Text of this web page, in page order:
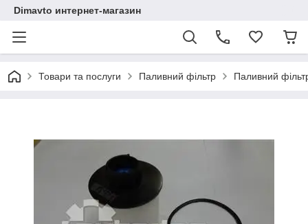
Dimavto интернет-магазин
Товари та послуги Паливний фільтр Паливний